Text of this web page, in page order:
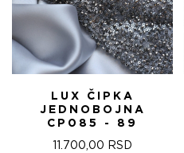
LUX ČIPKA
JEDNOBOJNA
CP085 - 89
11.700,00 RSD